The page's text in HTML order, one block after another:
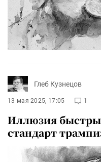
Глеб Кузнецов
13 мая 2025, 17:05 1
Иллюзия
стандарт